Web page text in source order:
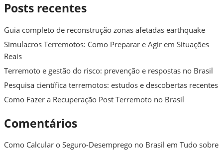
Posts recentes
Guia completo de reconstrução zonas afetadas earthquake
Simulacros Terremotos: Como Preparar e Agir em Situações
Reais
Terremoto e gestão do risco: prevenção e respostas no Brasil
Pesquisa científica terremotos: estudos e descobertas recentes
Como Fazer a Recuperação Post Terremoto no Brasil
Comentários
Como Calcular o Seguro-Desemprego no Brasil em Tudo sobre